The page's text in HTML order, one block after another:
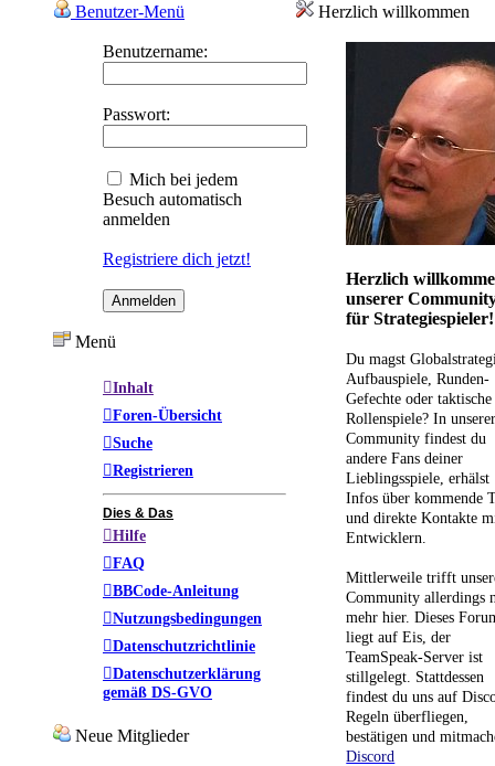
Benutzer-Menü
Benutzername:
Passwort:
Mich bei jedem
Besuch automatisch
anmelden
Registriere dich jetzt!
Menü
Inhalt
Foren-Übersicht
Suche
Registrieren
Dies & Das
Hilfe
FAQ
BBCode-Anleitung
Nutzungsbedingungen
Datenschutzrichtlinie
Datenschutzerklärung
gemäß DS-GVO
Neue Mitglieder
Herzlich willkommen
Herzlich
unserer
für Strategiespieler!
Du magst
Aufbauspiele, Runden-
Gefechte oder taktische
Rollenspiele? In
Community findest du
andere Fans deiner
Lieblingsspiele, erhälst
Infos über kommende
und direkte Kontakte
Entwicklern.
Mittlerweile trifft
Community allerdings
mehr hier. Dieses
liegt auf Eis, der
TeamSpeak-Server ist
stillgelegt. Stattdessen
findest du uns auf
Regeln überfliegen,
bestätigen und
Discord